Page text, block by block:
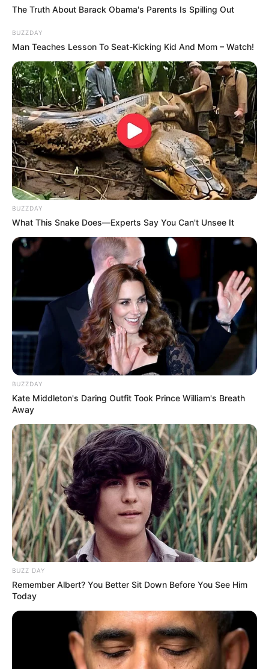
Serem! 9 Chat Ojek Online &
Pelanggan Ini Bikin Auto
Merinding
Bikin Ngakak, 10 Potret
Cosplay Murah Pakai Bahan
Seadanya
Anti Mainstream, 10 Cara
Membawa Barang Belanjaan
Versi Warga Thailand
The Truth About Barack Obama's Parents Is Spilling Out
BUZZDAY
Man Teaches Lesson To Seat-Kicking Kid And Mom – Watch!
BUZZDAY
What This Snake Does—Experts Say You Can't Unsee It
BUZZDAY
Kate Middleton's Daring Outfit Took Prince William's Breath
Away
BUZZ DAY
Remember Albert? You Better Sit Down Before You See Him
Today